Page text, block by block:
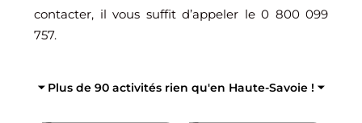
contacter, il vous suffit d’appeler le 0 800 099
757.
⏷ Plus de 90 activités rien qu'en Haute-Savoie ! ⏷